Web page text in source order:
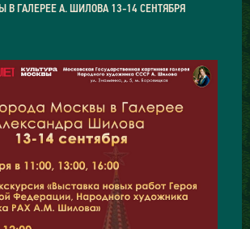
В ГАЛЕРЕЕ А. ШИЛОВА 13-14 СЕНТЯБРЯ